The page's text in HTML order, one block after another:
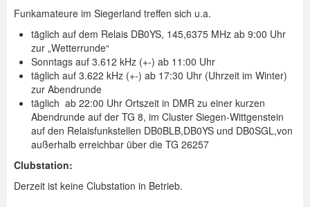
Funkamateure im Siegerland treffen sich u.a.
täglich auf dem Relais DB0YS, 145,6375 MHz ab 9:00 Uhr
zur „Wetterrunde“
Sonntags auf 3.612 kHz (+-) ab 11:00 Uhr
täglich auf 3.622 kHz (+-) ab 17:30 Uhr (Uhrzeit im Winter)
zur Abendrunde
täglich ab 22:00 Uhr Ortszeit in DMR zu einer kurzen
Abendrunde auf der TG 8, im Cluster Siegen-Wittgenstein
auf den Relaisfunkstellen DB0BLB,DB0YS und DB0SGL,von
außerhalb erreichbar über die TG 26257
Clubstation:
Derzeit ist keine Clubstation in Betrieb.